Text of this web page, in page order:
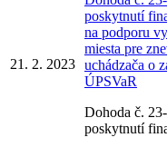
21. 2. 2023
poskytnutí
na podporu
miesta pre
uchádzača o
ÚPSVaR
Dohoda č.
poskytnutí